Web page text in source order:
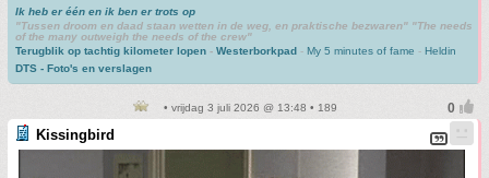
Ik heb er één en ik ben er trots op
"Tussen droom en daad staan wetten in de weg, en praktische bezwaren" "The needs
of the many outweigh the needs of the crew"
Terugblik op tachtig kilometer lopen - Westerborkpad - My 5 minutes of fame - Heldin
DTS - Foto's en verslagen
• vrijdag 3 juli 2026 @ 13:48 • 189
Kissingbird